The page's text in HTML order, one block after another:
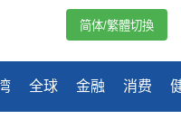
全球 金融 消费
简体/繁體切換